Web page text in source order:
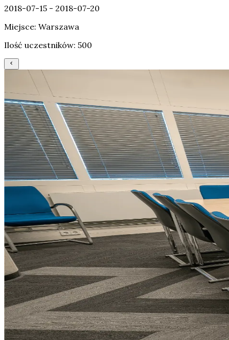
2018-07-15 - 2018-07-20
Miejsce: Warszawa
Ilość uczestników: 500